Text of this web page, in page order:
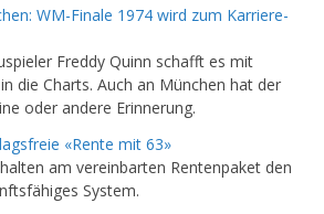
WM-Finale 1974 wird zum Karriere-
Freddy Quinn schafft es mit
die Charts. Auch an München hat der
oder andere Erinnerung.
«Rente mit 63»
am vereinbarten Rentenpaket den
System.